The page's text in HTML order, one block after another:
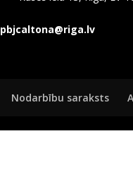
pbjcaltona@riga.lv
Nodarbību saraksts